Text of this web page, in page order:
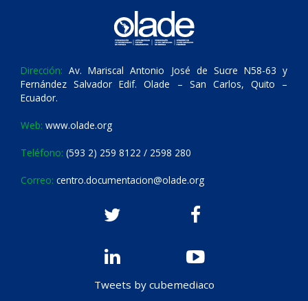
Dirección: Av. Mariscal Antonio José de Sucre N58-63 y
Fernández Salvador Edif. Olade – San Carlos, Quito –
Ecuador.
Web: www.olade.org
Teléfono: (593 2) 259 8122 / 2598 280
Correo: centro.documentacion@olade.org
Tweets by cubemediaco